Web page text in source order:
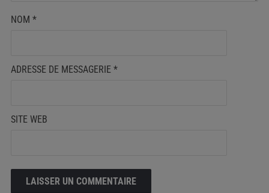
NOM *
ADRESSE DE MESSAGERIE *
SITE WEB